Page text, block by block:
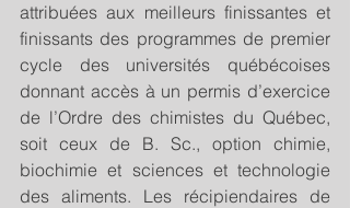
attribuées aux meilleurs finissantes et
finissants des programmes de premier
cycle des universités québécoises
donnant accès à un permis d’exercice
de l’Ordre des chimistes du Québec,
soit ceux de B. Sc., option chimie,
biochimie et sciences et technologie
des aliments. Les récipiendaires de